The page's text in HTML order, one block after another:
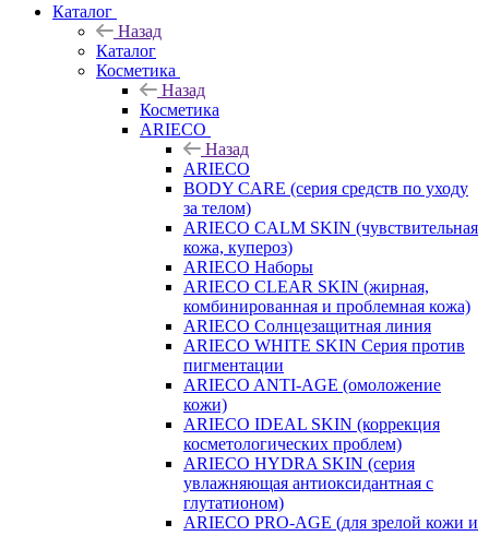
Каталог
Назад
Каталог
Косметика
Назад
Косметика
ARIECO
Назад
ARIECO
BODY CARE (серия средств по уходу
за телом)
ARIECO CALM SKIN (чувствительная
кожа, купероз)
ARIECO Наборы
ARIECO CLEAR SKIN (жирная,
комбинированная и проблемная кожа)
ARIECO Солнцезащитная линия
ARIECO WHITE SKIN Серия против
пигментации
ARIECO ANTI-AGE (омоложение
кожи)
ARIECO IDEAL SKIN (коррекция
косметологических проблем)
ARIECO HYDRA SKIN (серия
увлажняющая антиоксидантная с
глутатионом)
ARIECO PRO-AGE (для зрелой кожи и